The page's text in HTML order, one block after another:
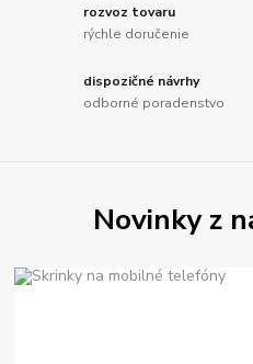
rozvoz tovaru
rýchle doručenie
dispozičné návrhy
odborné poradenstvo
Novinky z